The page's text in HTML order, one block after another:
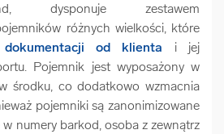
dysponuje zestawem
różnych wielkości, które
dokumentacji od klienta i jej
Pojemnik jest wyposażony w
środku, co dodatkowo wzmacnia
pojemniki są zanonimizowane
numery barkod, osoba z zewnątrz